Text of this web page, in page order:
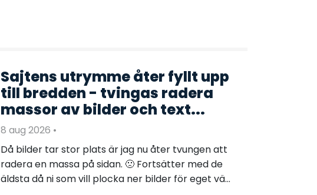
Sajtens utrymme åter fyllt upp
till bredden - tvingas radera
massor av bilder och text...
8 aug 2026 •
Då bilder tar stor plats är jag nu åter tvungen att
radera en massa på sidan. 🙁 Fortsätter med de
äldsta då ni som vill plocka ner bilder för eget vä...